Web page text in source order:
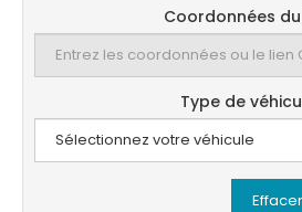
Coordonnées
Type de
Effacer